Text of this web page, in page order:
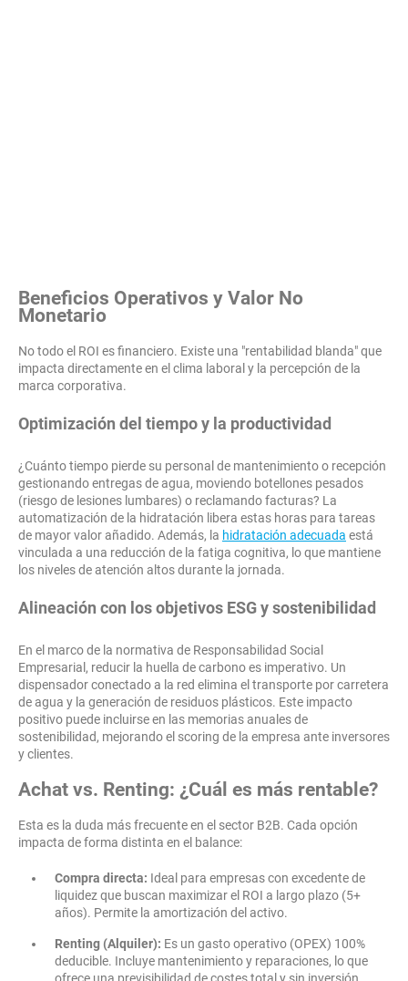
Beneficios Operativos y Valor No
Monetario
No todo el ROI es financiero. Existe una "rentabilidad blanda" que
impacta directamente en el clima laboral y la percepción de la
marca corporativa.
Optimización del tiempo y la productividad
¿Cuánto tiempo pierde su personal de mantenimiento o recepción
gestionando entregas de agua, moviendo botellones pesados
(riesgo de lesiones lumbares) o reclamando facturas? La
automatización de la hidratación libera estas horas para tareas
de mayor valor añadido. Además, la hidratación adecuada está
vinculada a una reducción de la fatiga cognitiva, lo que mantiene
los niveles de atención altos durante la jornada.
Alineación con los objetivos ESG y sostenibilidad
En el marco de la normativa de Responsabilidad Social
Empresarial, reducir la huella de carbono es imperativo. Un
dispensador conectado a la red elimina el transporte por carretera
de agua y la generación de residuos plásticos. Este impacto
positivo puede incluirse en las memorias anuales de
sostenibilidad, mejorando el scoring de la empresa ante inversores
y clientes.
Achat vs. Renting: ¿Cuál es más rentable?
Esta es la duda más frecuente en el sector B2B. Cada opción
impacta de forma distinta en el balance:
Compra directa: Ideal para empresas con excedente de
liquidez que buscan maximizar el ROI a largo plazo (5+
años). Permite la amortización del activo.
Renting (Alquiler): Es un gasto operativo (OPEX) 100%
deducible. Incluye mantenimiento y reparaciones, lo que